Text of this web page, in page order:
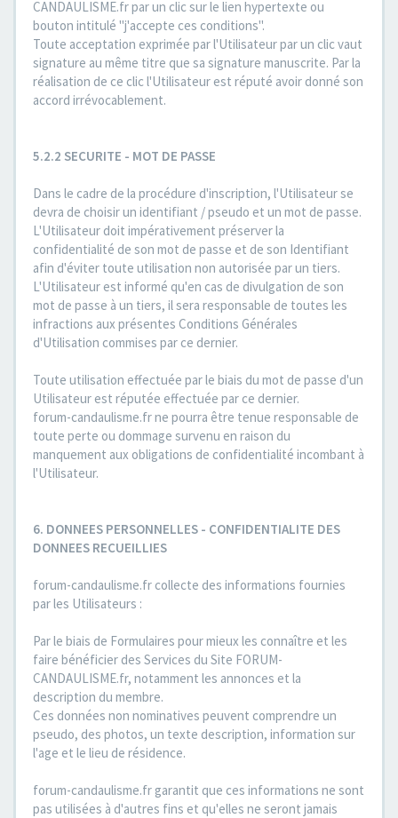
CANDAULISME.fr par un clic sur le lien hypertexte ou
bouton intitulé "j'accepte ces conditions".
Toute acceptation exprimée par l'Utilisateur par un clic vaut
signature au même titre que sa signature manuscrite. Par la
réalisation de ce clic l'Utilisateur est réputé avoir donné son
accord irrévocablement.
5.2.2 SECURITE - MOT DE PASSE
Dans le cadre de la procédure d'inscription, l'Utilisateur se
devra de choisir un identifiant / pseudo et un mot de passe.
L'Utilisateur doit impérativement préserver la
confidentialité de son mot de passe et de son Identifiant
afin d'éviter toute utilisation non autorisée par un tiers.
L'Utilisateur est informé qu'en cas de divulgation de son
mot de passe à un tiers, il sera responsable de toutes les
infractions aux présentes Conditions Générales
d'Utilisation commises par ce dernier.
Toute utilisation effectuée par le biais du mot de passe d'un
Utilisateur est réputée effectuée par ce dernier.
forum-candaulisme.fr ne pourra être tenue responsable de
toute perte ou dommage survenu en raison du
manquement aux obligations de confidentialité incombant à
l'Utilisateur.
6. DONNEES PERSONNELLES - CONFIDENTIALITE DES
DONNEES RECUEILLIES
forum-candaulisme.fr collecte des informations fournies
par les Utilisateurs :
Par le biais de Formulaires pour mieux les connaître et les
faire bénéficier des Services du Site FORUM-
CANDAULISME.fr, notamment les annonces et la
description du membre.
Ces données non nominatives peuvent comprendre un
pseudo, des photos, un texte description, information sur
l'age et le lieu de résidence.
forum-candaulisme.fr garantit que ces informations ne sont
pas utilisées à d'autres fins et qu'elles ne seront jamais